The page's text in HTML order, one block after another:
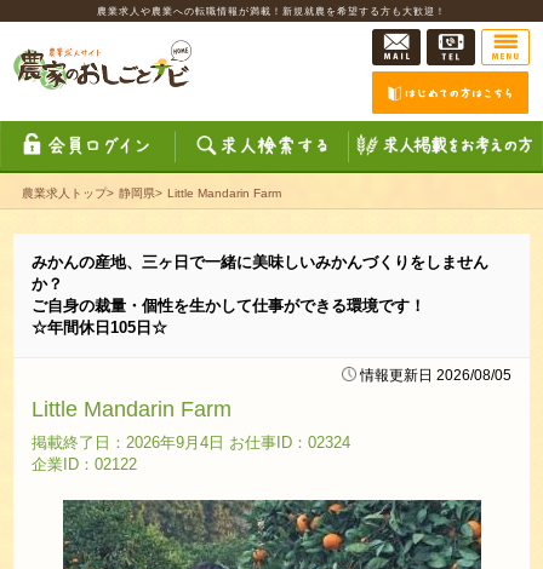
農業求人や農業への転職情報が満載！新規就農を希望する方も大歓迎！
農業求人トップ> 静岡県> Little Mandarin Farm
みかんの産地、三ヶ日で一緒に美味しいみかんづくりをしません
か？
ご自身の裁量・個性を生かして仕事ができる環境です！
☆年間休日105日☆
情報更新日 2026/08/05
Little Mandarin Farm
掲載終了日：2026年9月4日 お仕事ID：02324
企業ID：02122